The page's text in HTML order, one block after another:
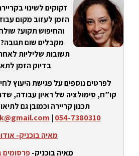
זקוקים לשינוי
הזמן לעזוב מקום
והחיפוש תקוע?
מקבלים שום
תשובות שליליות
בדיוק הזמן
לפרטים נוספים על פגישת היעוץ
קו”ח, סימולציה של ראיון עבודה,
תכנון קריירה וכמובן גם
054-7380310
|
מאיה בוכניק-
מאיה בוכניק-פרסומים